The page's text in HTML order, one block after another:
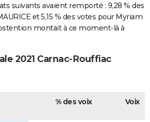
suivants avaient remporté : 9,28 % des
et 5,15 % des votes pour Myriam
montait à ce moment-là à
2021 Carnac-Rouffiac
% des voix Voix